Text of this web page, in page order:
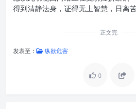
得到清静法身，证得无上智慧，日离
正文完
发表至： 纵欲危害
0